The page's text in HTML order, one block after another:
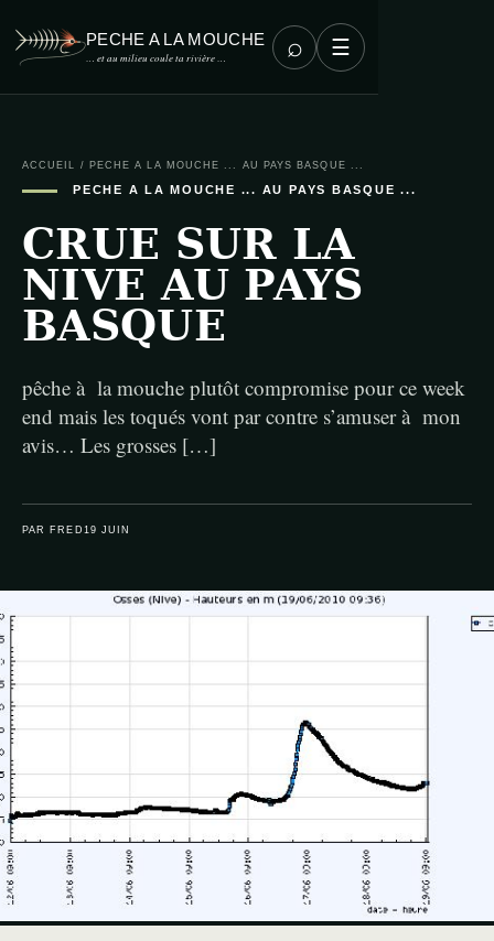
PECHE A LA MOUCHE
… et au milieu coule ta rivière … ⌕ ☰
ACCUEIL / PECHE A LA MOUCHE ... AU PAYS BASQUE ...
PECHE A LA MOUCHE ... AU PAYS BASQUE ...
CRUE SUR LA
NIVE AU PAYS
BASQUE
pêche à la mouche plutôt compromise pour ce week
end mais les toqués vont par contre s’amuser à mon
avis… Les grosses […]
PAR FRED 19 JUIN